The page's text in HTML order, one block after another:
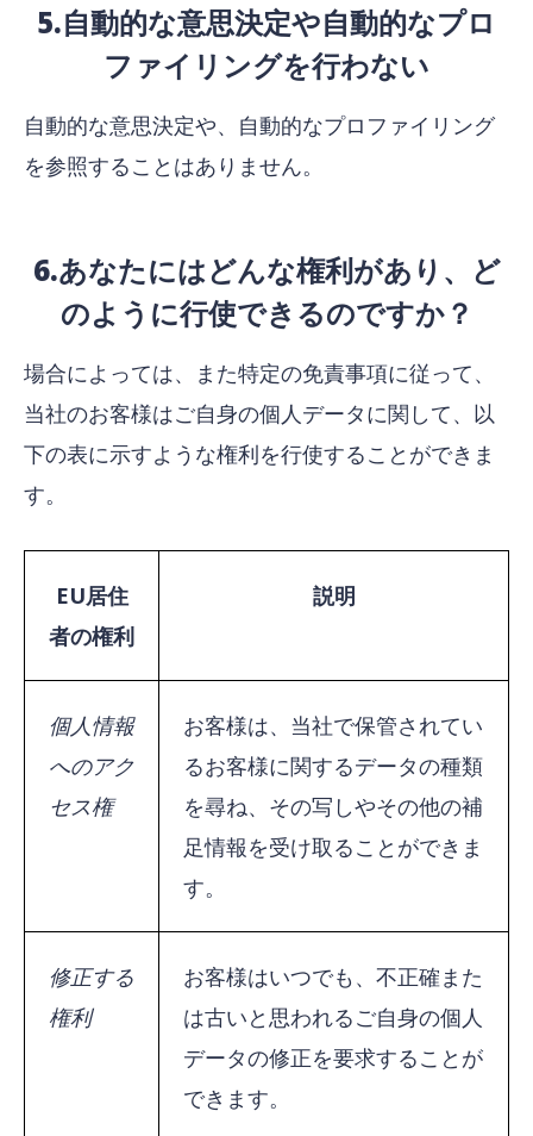
5.自動的な意思決定や自動的なプロ
ファイリングを行わない
自動的な意思決定や、自動的なプロファイリング
を参照することはありません。
6.あなたにはどんな権利があり、ど
のように行使できるのですか？
場合によっては、また特定の免責事項に従って、
当社のお客様はご自身の個人データに関して、以
下の表に示すような権利を行使することができま
す。
EU居住
者の権利
説明
個人情報
へのアク
セス権
お客様は、当社で保管されてい
るお客様に関するデータの種類
を尋ね、その写しやその他の補
足情報を受け取ることができま
す。
修正する
権利
お客様はいつでも、不正確また
は古いと思われるご自身の個人
データの修正を要求することが
できます。